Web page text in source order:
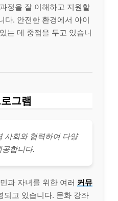
정을 잘 이해하고 지원할
다. 안전한 환경에서 아이
는 데 중점을 두고 있습니
그램
사회와 협력하여 다양
합니다.
과 자녀를 위한 여러 커뮤
되고 있습니다. 문화 강좌